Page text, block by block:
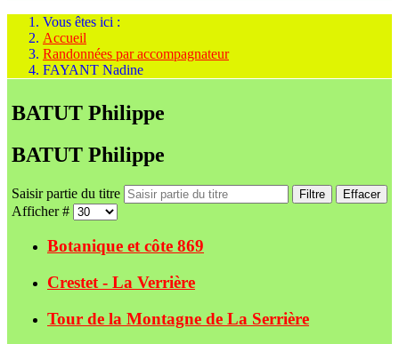
Vous êtes ici :
Accueil
Randonnées par accompagnateur
FAYANT Nadine
BATUT Philippe
BATUT Philippe
Saisir partie du titre Filtre Effacer
Afficher #
Botanique et côte 869
Crestet - La Verrière
Tour de la Montagne de La Serrière